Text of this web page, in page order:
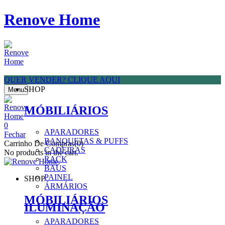
Renove Home
SHOP
MÓBILIÁRIOS
APARADORES
BANQUETAS & PUFFS
CADEIRAS
RACK
BAÚS
PAINEL
ÁRMÁRIOS
ILUMINAÇÃO
QUER VENDER? CLIQUE AQUI
Menu
0
Fechar
Carrinho De Compras(0)
No products in the cart.
SHOP
MÓBILIÁRIOS
APARADORES